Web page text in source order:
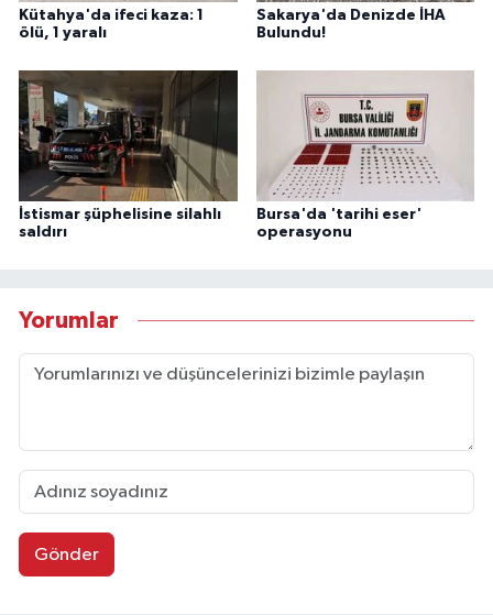
Kütahya'da ifeci kaza: 1
ölü, 1 yaralı
Sakarya'da Denizde İHA
Bulundu!
İstismar şüphelisine silahlı
saldırı
Bursa'da 'tarihi eser'
operasyonu
Yorumlar
Gönder